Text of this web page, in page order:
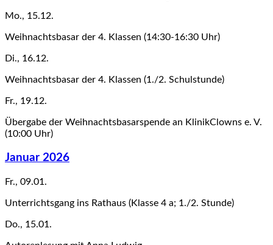
Mo., 15.12.
Weihnachtsbasar der 4. Klassen (14:30-16:30 Uhr)
Di., 16.12.
Weihnachtsbasar der 4. Klassen (1./2. Schulstunde)
Fr., 19.12.
Übergabe der Weihnachtsbasarspende an KlinikClowns e. V.
(10:00 Uhr)
Januar 2026
Fr., 09.01.
Unterrichtsgang ins Rathaus (Klasse 4 a; 1./2. Stunde)
Do., 15.01.